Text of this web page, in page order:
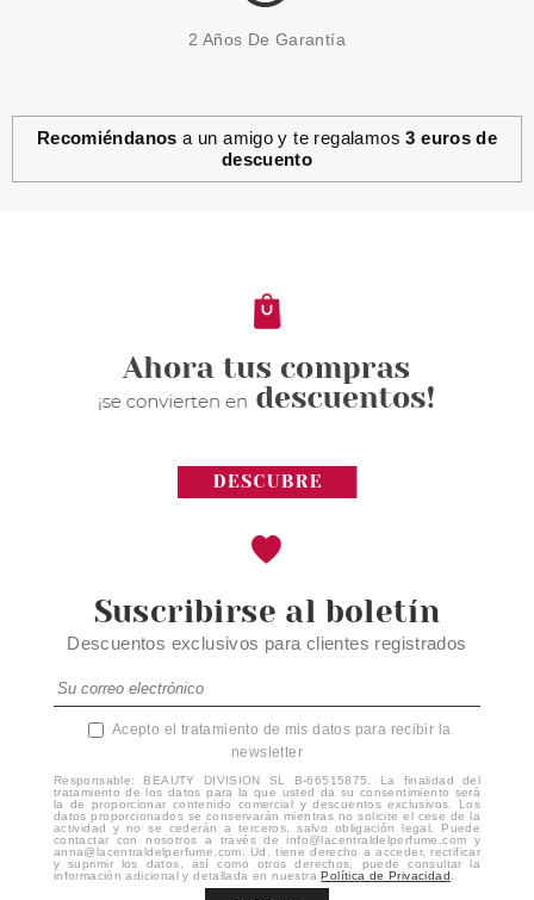
2 Años De Garantía
Recomiéndanos a un amigo y te regalamos3 euros de
descuento
Suscribirse al boletín
Descuentos exclusivos para clientes registrados
Acepto el tratamiento de mis datos para recibir la
newsletter
Responsable: BEAUTY DIVISION SL B-66515875. La finalidad del
tratamiento de los datos para la que usted da su consentimiento será
la de proporcionar contenido comercial y descuentos exclusivos. Los
datos proporcionados se conservarán mientras no solicite el cese de la
actividad y no se cederán a terceros, salvo obligación legal. Puede
contactar con nosotros a través de info@lacentraldelperfume.com y
anna@lacentraldelperfume.com. Ud. tiene derecho a acceder, rectificar
y suprimir los datos, así como otros derechos, puede consultar la
información adicional y detallada en nuestraPolítica de Privacidad